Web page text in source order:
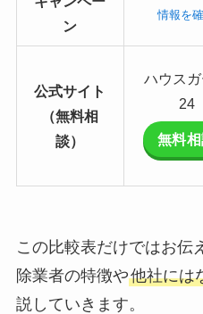
ン
情報を
公式サイト
（無料相
談）
ハウス
24
無料
この比較表だけではお伝
除業者の特徴や他社には
説していきます。